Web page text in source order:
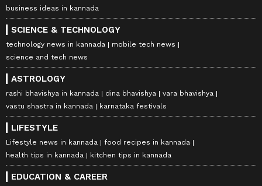
business ideas in kannada
SCIENCE & TECHNOLOGY
technology news in kannada
mobile tech news
science and tech news
ASTROLOGY
rashi bhavishya in kannada dina bhavishya
vara bhavishya
vastu shastra in kannada
karnataka festivals
LIFESTYLE
Lifestyle news in kannada
food recipes in kannada
health tips in kannada
kitchen tips in kannada
EDUCATION & CAREER